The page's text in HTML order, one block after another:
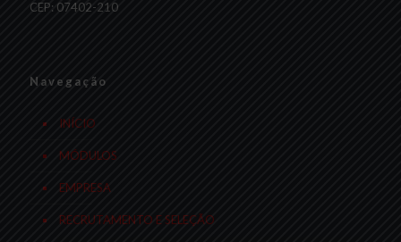
CEP: 07402-210
Navegação
INÍCIO
MÓDULOS
EMPRESA
RECRUTAMENTO E SELEÇÃO